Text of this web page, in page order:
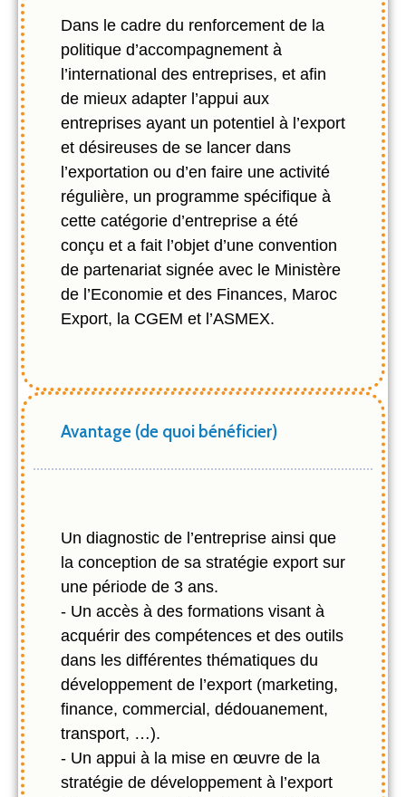
Dans le cadre du renforcement de la
politique d’accompagnement à
l’international des entreprises, et afin
de mieux adapter l’appui aux
entreprises ayant un potentiel à l’export
et désireuses de se lancer dans
l’exportation ou d’en faire une activité
régulière, un programme spécifique à
cette catégorie d’entreprise a été
conçu et a fait l’objet d’une convention
de partenariat signée avec le Ministère
de l’Economie et des Finances, Maroc
Export, la CGEM et l’ASMEX.
Avantage (de quoi bénéficier)
Un diagnostic de l’entreprise ainsi que
la conception de sa stratégie export sur
une période de 3 ans.
- Un accès à des formations visant à
acquérir des compétences et des outils
dans les différentes thématiques du
développement de l’export (marketing,
finance, commercial, dédouanement,
transport, …).
- Un appui à la mise en œuvre de la
stratégie de développement à l’export